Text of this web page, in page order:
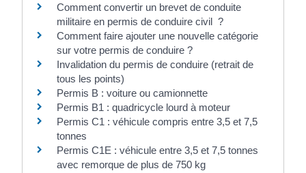
Comment convertir un brevet de conduite
militaire en permis de conduire civil ?
Comment faire ajouter une nouvelle catégorie
sur votre permis de conduire ?
Invalidation du permis de conduire (retrait de
tous les points)
Permis B : voiture ou camionnette
Permis B1 : quadricycle lourd à moteur
Permis C1 : véhicule compris entre 3,5 et 7,5
tonnes
Permis C1E : véhicule entre 3,5 et 7,5 tonnes
avec remorque de plus de 750 kg